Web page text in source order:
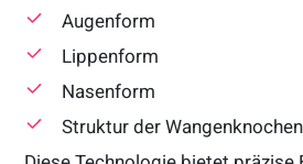
Augenform
Lippenform
Nasenform
Struktur der Wangenknochen